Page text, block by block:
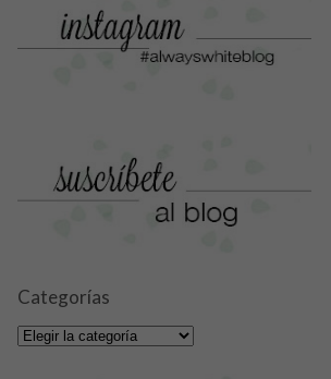
Categorías
Categorías